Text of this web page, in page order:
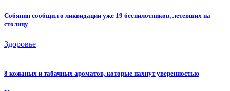
Собянин сообщил о ликвидации уже 19 беспилотников, летевших на
столицу
Здоровье
8 кожаных и табачных ароматов, которые пахнут уверенностью